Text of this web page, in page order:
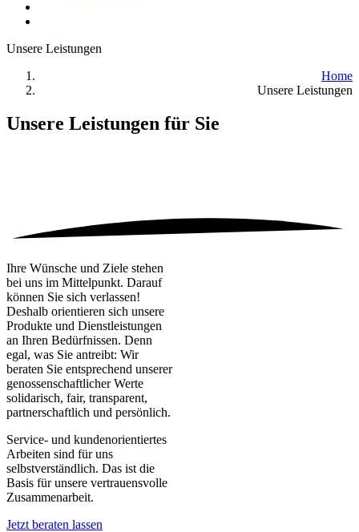
Unsere Leistungen
Home
Unsere Leistungen
Unsere Leistungen für Sie
Ihre Wünsche und Ziele stehen
bei uns im Mittelpunkt. Darauf
können Sie sich verlassen!
Deshalb orientieren sich unsere
Produkte und Dienstleistungen
an Ihren Bedürfnissen. Denn
egal, was Sie antreibt: Wir
beraten Sie entsprechend unserer
genossenschaftlicher Werte
solidarisch, fair, transparent,
partnerschaftlich und persönlich.
Service- und kundenorientiertes
Arbeiten sind für uns
selbstverständlich. Das ist die
Basis für unsere vertrauensvolle
Zusammenarbeit.
Jetzt beraten lassen